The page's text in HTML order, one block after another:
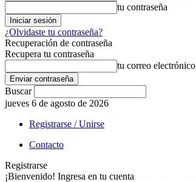
tu contraseña
¿Olvidaste tu contraseña?
Recuperación de contraseña
Recupera tu contraseña
tu correo electrónico
Buscar
jueves 6 de agosto de 2026
Registrarse / Unirse
Contacto
Registrarse
¡Bienvenido! Ingresa en tu cuenta